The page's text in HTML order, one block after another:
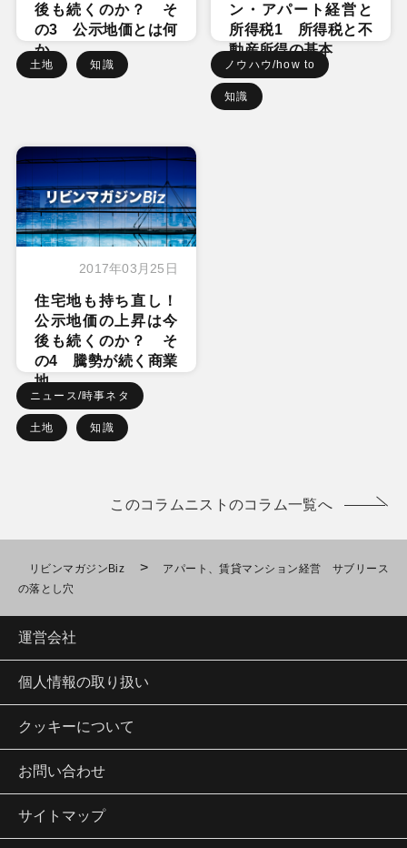
後も続くのか？ そ
の3 公示地価とは何
か
土地 知識
ン・アパート経営と
所得税1 所得税と不
動産所得の基本
ノウハウ/how to
知識
2017年03月25日
住宅地も持ち直し！
公示地価の上昇は今
後も続くのか？ そ
の4 騰勢が続く商業
地
ニュース/時事ネタ
土地 知識
このコラムニストのコラム一覧へ
リビンマガジンBiz >
アパート、賃貸マンション経営 サブリース
の落とし穴
運営会社
個人情報の取り扱い
クッキーについて
お問い合わせ
サイトマップ